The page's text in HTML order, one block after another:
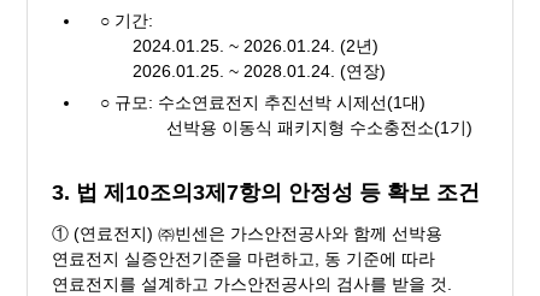
○ 기간:
2024.01.25. ~ 2026.01.24. (2년)
2026.01.25. ~ 2028.01.24. (연장)
○ 규모: 수소연료전지 추진선박 시제선(1대)
선박용 이동식 패키지형 수소충전소(1기)
3. 법 제10조의3제7항의 안정성 등 확보 조건
① (연료전지) ㈜빈센은 가스안전공사와 함께 선박용
연료전지 실증안전기준을 마련하고, 동 기준에 따라
연료전지를 설계하고 가스안전공사의 검사를 받을 것.